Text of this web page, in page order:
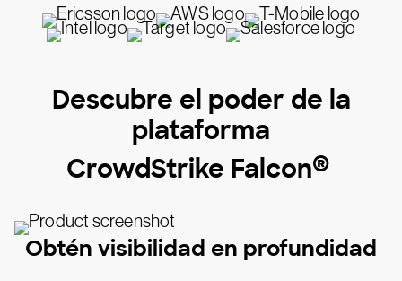
Descubre el poder de la
plataforma
CrowdStrike Falcon®
Obtén visibilidad en profundidad